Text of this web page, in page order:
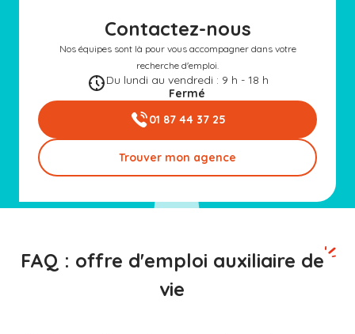
Contactez-nous
Nos équipes sont là pour vous accompagner dans votre
recherche d'emploi.
Du lundi au vendredi : 9 h - 18 h
Fermé
01 87 44 37 25
Trouver mon agence
FAQ : offre d'emploi auxiliaire de
vie